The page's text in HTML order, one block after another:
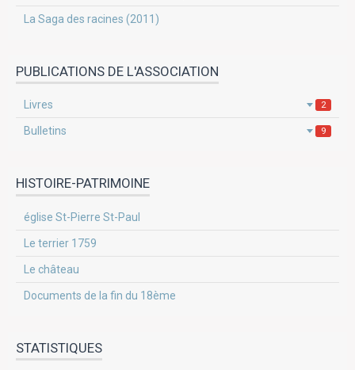
La Saga des racines (2011)
PUBLICATIONS DE L'ASSOCIATION
Livres 2
Bulletins 9
HISTOIRE-PATRIMOINE
église St-Pierre St-Paul
Le terrier 1759
Le château
Documents de la fin du 18ème
STATISTIQUES